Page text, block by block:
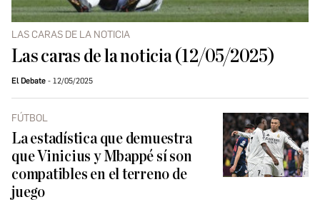
LAS CARAS DE LA NOTICIA
Las caras de la noticia (12/05/2025)
El Debate 12/05/2025
FÚTBOL
La estadística que demuestra
que Vinicius y Mbappé sí son
compatibles en el terreno de
juego